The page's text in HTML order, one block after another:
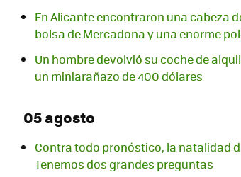
En Alicante encontraron una cabeza
bolsa de Mercadona y una enorme
Un hombre devolvió su coche de
un miniarañazo de 400 dólares
05 agosto
Contra todo pronóstico, la natalidad
Tenemos dos grandes preguntas